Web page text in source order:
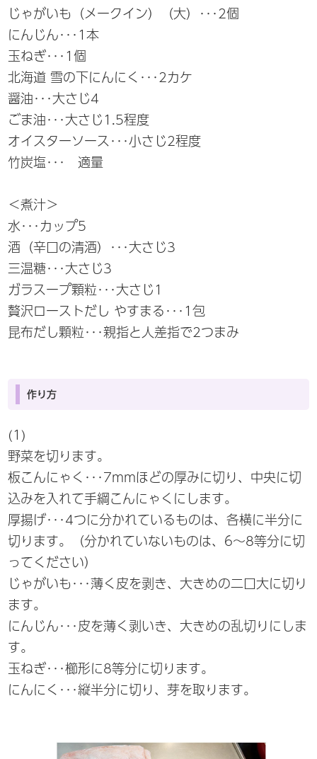
じゃがいも（メークイン）（大）･･･2個
にんじん･･･1本
玉ねぎ･･･1個
北海道 雪の下にんにく･･･2カケ
醤油･･･大さじ4
ごま油･･･大さじ1.5程度
オイスターソース･･･小さじ2程度
竹炭塩･･･ 適量
＜煮汁＞
水･･･カップ5
酒（辛口の清酒）･･･大さじ3
三温糖･･･大さじ3
ガラスープ顆粒･･･大さじ1
贅沢ローストだし やすまる･･･1包
昆布だし顆粒･･･親指と人差指で2つまみ
作り方
(1)
野菜を切ります。
板こんにゃく･･･7mmほどの厚みに切り、中央に切
込みを入れて手綱こんにゃくにします。
厚揚げ･･･4つに分かれているものは、各横に半分に
切ります。（分かれていないものは、6～8等分に切
ってください）
じゃがいも･･･薄く皮を剥き、大きめの二口大に切り
ます。
にんじん･･･皮を薄く剥いき、大きめの乱切りにしま
す。
玉ねぎ･･･櫛形に8等分に切ります。
にんにく･･･縦半分に切り、芽を取ります。